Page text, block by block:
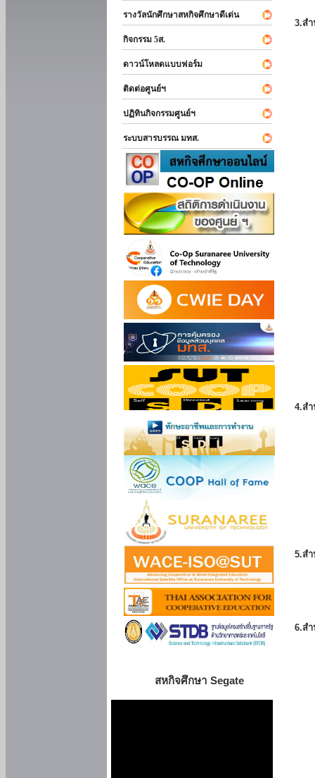
รางวัลนักศึกษาสหกิจศึกษาดีเด่น
กิจกรรม 5ส.
ดาวน์โหลดแบบฟอร์ม
ติดต่อศูนย์ฯ
ปฏิทินกิจกรรมศูนย์ฯ
ระบบสารบรรณ มทส.
สหกิจศึกษา Segate
3.ส
4.ส
5.ส
6.ส